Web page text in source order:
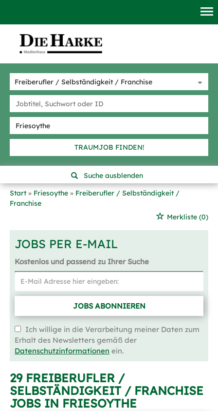
TRAUMJOB FINDEN!
Suche ausblenden
Start
Friesoythe
Freiberufler / Selbständigkeit /
Franchise
Merkliste (0)
JOBS PER E-MAIL
Kostenlos und passend zu Ihrer Suche
JOBS ABONNIEREN
Ich willige in die Verarbeitung meiner Daten zum
Erhalt des Newsletters gemäß der
Datenschutzinformationen ein.
29 FREIBERUFLER /
SELBSTÄNDIGKEIT / FRANCHISE
JOBS IN FRIESOYTHE